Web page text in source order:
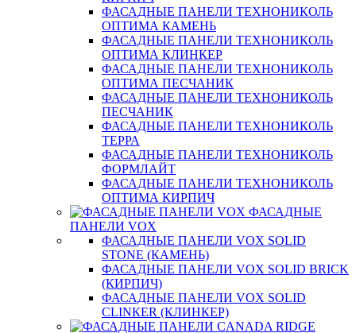
ФАСАДНЫЕ ПАНЕЛИ ТЕХНОНИКОЛЬ
ОПТИМА КАМЕНЬ
ФАСАДНЫЕ ПАНЕЛИ ТЕХНОНИКОЛЬ
ОПТИМА КЛИНКЕР
ФАСАДНЫЕ ПАНЕЛИ ТЕХНОНИКОЛЬ
ОПТИМА ПЕСЧАНИК
ФАСАДНЫЕ ПАНЕЛИ ТЕХНОНИКОЛЬ
ПЕСЧАНИК
ФАСАДНЫЕ ПАНЕЛИ ТЕХНОНИКОЛЬ
ТЕРРА
ФАСАДНЫЕ ПАНЕЛИ ТЕХНОНИКОЛЬ
ФОРМЛАЙТ
ФАСАДНЫЕ ПАНЕЛИ ТЕХНОНИКОЛЬ
ОПТИМА КИРПИЧ
ФАСАДНЫЕ
ПАНЕЛИ VOX
ФАСАДНЫЕ ПАНЕЛИ VOX SOLID
STONE (КАМЕНЬ)
ФАСАДНЫЕ ПАНЕЛИ VOX SOLID BRICK
(КИРПИЧ)
ФАСАДНЫЕ ПАНЕЛИ VOX SOLID
CLINКER (КЛИНКЕР)